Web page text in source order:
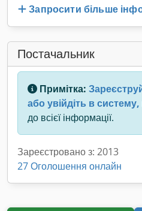
Запросити більше
Постачальник
Примітка:
або увійдіть в систему,
до всієї інформації.
Зареєстровано з: 2013
27 Оголошення онлайн